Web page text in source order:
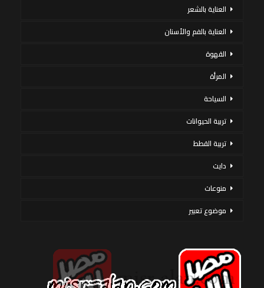
العناية بالشعر
العناية بالفم والأسنان
القهوة
المرأة
السياحة
تربية الحيوانات
تربية القطط
دايت
منوعات
موضوع تعبير